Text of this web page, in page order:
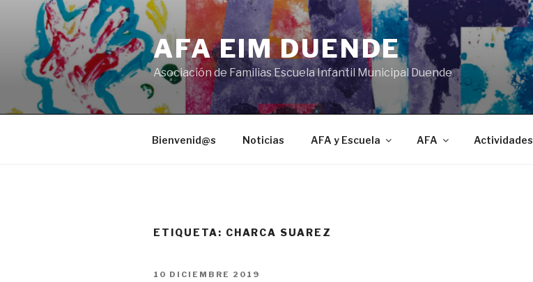
contenido
AFA EIM DUENDE
Asociación de Familias Escuela Infantil Municipal Duende
Bienvenid@s Noticias AFA y Escuela AFA Actividades
ETIQUETA: CHARCA SUAREZ
PUBLICADO
10 DICIEMBRE 2019